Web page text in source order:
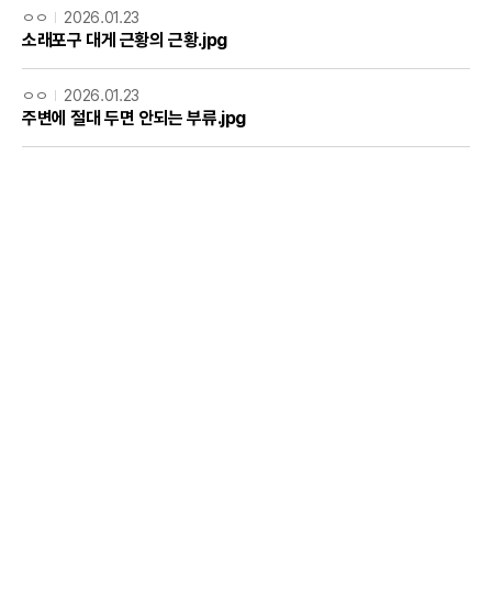
ㅇㅇ 2026.01.23
소래포구 대게 근황의 근황.jpg
ㅇㅇ 2026.01.23
주변에 절대 두면 안되는 부류.jpg